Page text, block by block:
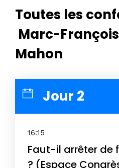
Toutes les
Marc-
Mahon
Jour 2
16:15
Faut-il arrêter de
? (Espace